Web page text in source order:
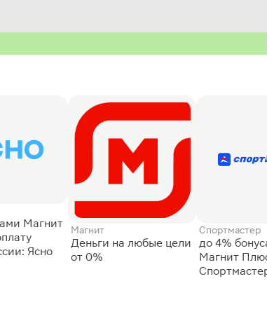
Магнит
Ясно
Магнит
Деньги на любые цели
от 0%
Спортмастер
до 4%
Магнит